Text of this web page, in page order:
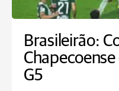
Brasileirão:
G5